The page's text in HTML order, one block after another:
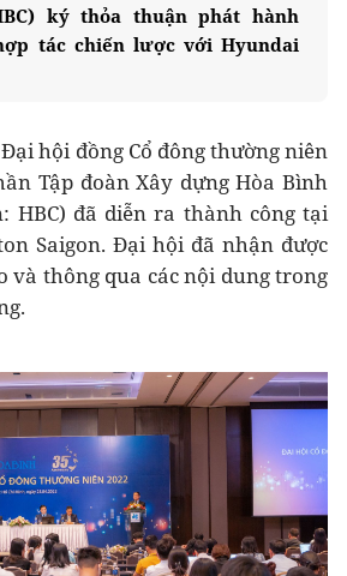
ký thỏa thuận phát hành
tác chiến lược với Hyundai
hội đồng Cổ đông thường niên
Tập đoàn Xây dựng Hòa Bình
HBC) đã diễn ra thành công tại
Saigon. Đại hội đã nhận được
và thông qua các nội dung trong